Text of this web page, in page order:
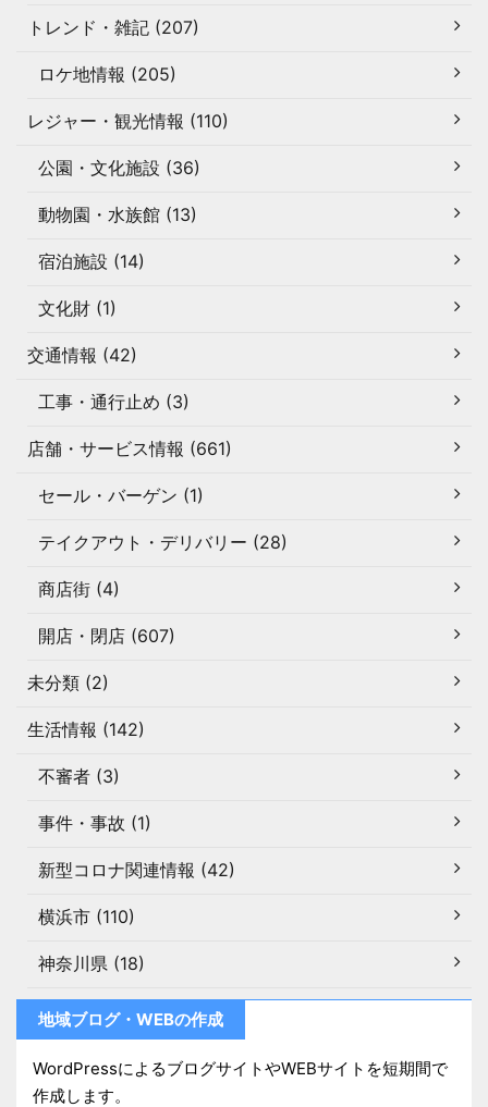
トレンド・雑記 (207)
ロケ地情報 (205)
レジャー・観光情報 (110)
公園・文化施設 (36)
動物園・水族館 (13)
宿泊施設 (14)
文化財 (1)
交通情報 (42)
工事・通行止め (3)
店舗・サービス情報 (661)
セール・バーゲン (1)
テイクアウト・デリバリー (28)
商店街 (4)
開店・閉店 (607)
未分類 (2)
生活情報 (142)
不審者 (3)
事件・事故 (1)
新型コロナ関連情報 (42)
横浜市 (110)
神奈川県 (18)
地域ブログ・WEBの作成
WordPressによるブログサイトやWEBサイトを短期間で
作成します。